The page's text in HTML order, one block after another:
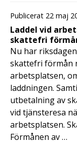
Publicerat 22 maj
Laddel vid
skattefri
Nu har
skattefri förmån
arbetsplatsen,
laddningen.
utbetalning av
vid tjänsteresa
arbetsplatsen.
Förmånen av …